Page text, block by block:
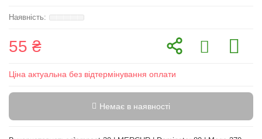
55 ₴
Ціна актуальна без відтермінування оплати
Немає в наявності